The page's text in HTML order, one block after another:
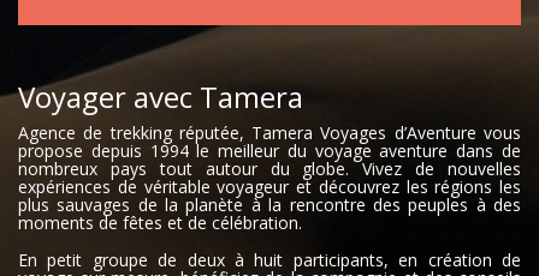
Voyager avec Tamera
Agence de trekking réputée, Tamera Voyages d’Aventure vous
propose depuis 1994 le meilleur du voyage aventure dans de
nombreux pays tout autour du globe. Vivez de nouvelles
expériences de véritable voyageur et découvrez les régions les
plus sauvages de la planète à la rencontre des peuples à des
moments de fêtes et de célébration.
En petit groupe de deux à huit participants, en création de